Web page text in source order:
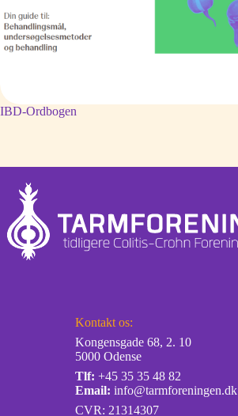
IBD-Ordbogen
Kontakt os:
Kongensgade 68, 2. 10
5000 Odense
Tlf: +45 35 35 48 82
Email: info@tarmforeningen.dk
CVR: 21314307